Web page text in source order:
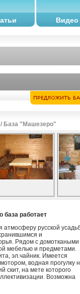
Видео
/ База "Машезеро"
база работает
атмосферу русской
и
Рядом с домоткаными
мебелью и предметами.
эл.чайник. Имеется
водная прогулку
скит, на мете которого
Возможна